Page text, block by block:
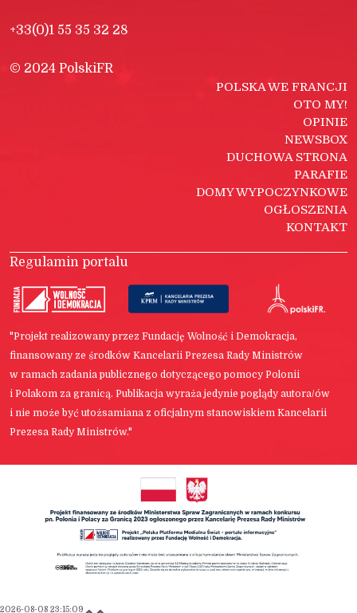
+33(0)1 55 35 32 28
© 2024 PolskiFR
POLSKA WE FRANCJI
OTO MY!
OPINIE
NEWSBOX
DUCHOWA STRONA
PARAFIE
DOMY WYPOCZYNKOWE
OGŁOSZENIA
KONTAKT
Regulamin portalu
"Projekt realizowany przez Fundację Wolność i Demokracja,
finansowany ze środków Kancelarii Prezesa Rady Ministrów
w ramach zadania publicznego dotyczącego pomocy Polonii
i Polakom za granicą. Publikacja wyraża jedynie poglądy autora/ów
i nie może być utożsamiana z oficjalnym stanowiskiem Kancelarii
Prezesa Rady Ministrów."
2026-08-08 23:15:09